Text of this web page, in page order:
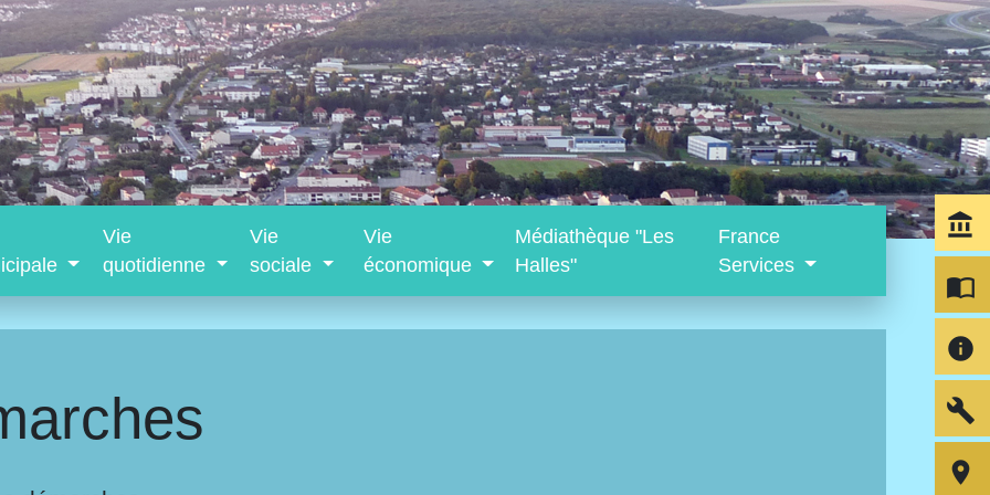
Vie
quotidienne
Vie
sociale
Vie
économique
Médiathèque "Les
Halles"
France
Services
account_balance
import_contacts
info
build
room